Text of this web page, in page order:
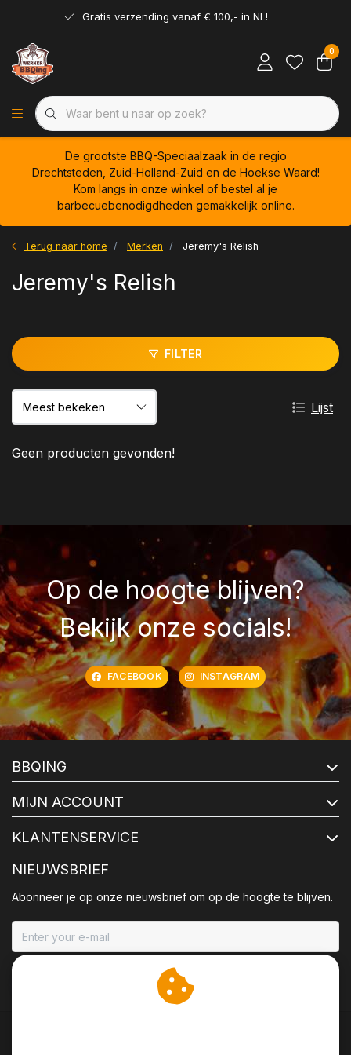
Gratis verzending vanaf € 100,- in NL!
0
De grootste BBQ-Speciaalzaak in de regio
Drechtsteden, Zuid-Holland-Zuid en de Hoekse Waard!
Kom langs in onze winkel of bestel al je
barbecuebenodigdheden gemakkelijk online.
Terug naar home Merken Jeremy's Relish
Jeremy's Relish
FILTER
Lijst
Geen producten gevonden!
Op de hoogte blijven?
Bekijk onze socials!
FACEBOOK INSTAGRAM
BBQING
MIJN ACCOUNT
KLANTENSERVICE
NIEUWSBRIEF
Abonneer je op onze nieuwsbrief om op de hoogte te blijven.